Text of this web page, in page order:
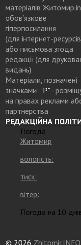
матеріалів
обов’язкове
гіперпосилання
(для інтернет-
або письмова згода
редакції (для
видань)
Матеріали, позначені
значками: "Р"-
на правах реклами
партнерства
РЕДАКЦІЙНА
Погода
Житомир
вологість:
тиск:
вітер:
Погода на 10
© 2026 Zhitomir.INFO